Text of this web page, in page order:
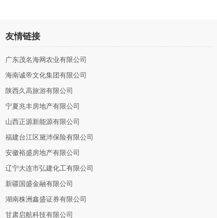
友情链接
广东茂名海网农业有限公司
海南诚帝文化集团有限公司
陕西久高旅游有限公司
宁夏兆丰房地产有限公司
山西正源新能源有限公司
福建台江区黛沛保险有限公司
安徽裕盛房地产有限公司
辽宁大连市弘建化工有限公司
新疆国盛金融有限公司
湖南株洲鑫盛证券有限公司
甘肃启航科技有限公司